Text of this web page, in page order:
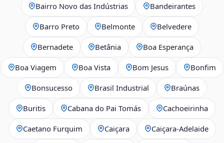
Bairro Novo das Indústrias Bandeirantes
Barro Preto Belmonte Belvedere
Bernadete Betânia Boa Esperança
Boa Viagem Boa Vista Bom Jesus Bonfim
Bonsucesso Brasil Industrial Braúnas
Buritis Cabana do Pai Tomás Cachoeirinha
Caetano Furquim Caiçara Caiçara-Adelaide